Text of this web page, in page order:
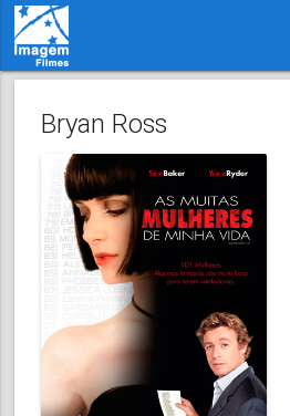
Bryan Ross